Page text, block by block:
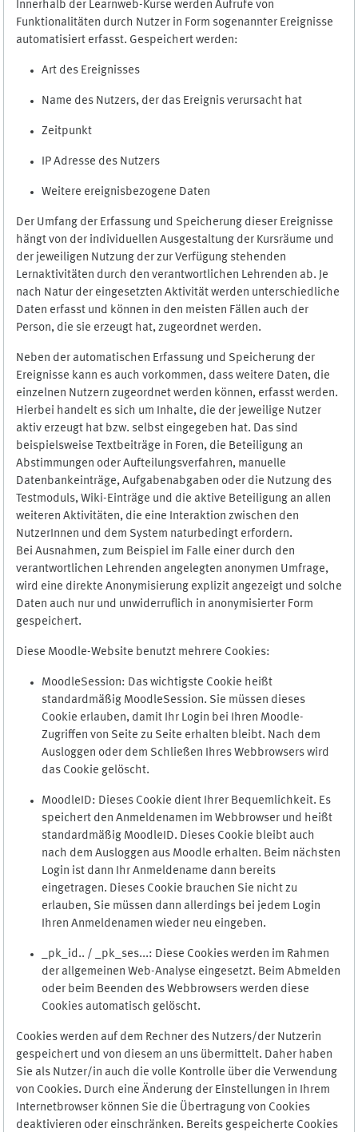
Innerhalb der Learnweb-Kurse werden Aufrufe von
Funktionalitäten durch Nutzer in Form sogenannter Ereignisse
automatisiert erfasst. Gespeichert werden:
Art des Ereignisses
Name des Nutzers, der das Ereignis verursacht hat
Zeitpunkt
IP Adresse des Nutzers
Weitere ereignisbezogene Daten
Der Umfang der Erfassung und Speicherung dieser Ereignisse
hängt von der individuellen Ausgestaltung der Kursräume und
der jeweiligen Nutzung der zur Verfügung stehenden
Lernaktivitäten durch den verantwortlichen Lehrenden ab. Je
nach Natur der eingesetzten Aktivität werden unterschiedliche
Daten erfasst und können in den meisten Fällen auch der
Person, die sie erzeugt hat, zugeordnet werden.
Neben der automatischen Erfassung und Speicherung der
Ereignisse kann es auch vorkommen, dass weitere Daten, die
einzelnen Nutzern zugeordnet werden können, erfasst werden.
Hierbei handelt es sich um Inhalte, die der jeweilige Nutzer
aktiv erzeugt hat bzw. selbst eingegeben hat. Das sind
beispielsweise Textbeiträge in Foren, die Beteiligung an
Abstimmungen oder Aufteilungsverfahren, manuelle
Datenbankeinträge, Aufgabenabgaben oder die Nutzung des
Testmoduls, Wiki-Einträge und die aktive Beteiligung an allen
weiteren Aktivitäten, die eine Interaktion zwischen den
NutzerInnen und dem System naturbedingt erfordern.
Bei Ausnahmen, zum Beispiel im Falle einer durch den
verantwortlichen Lehrenden angelegten anonymen Umfrage,
wird eine direkte Anonymisierung explizit angezeigt und solche
Daten auch nur und unwiderruflich in anonymisierter Form
gespeichert.
Diese Moodle-Website benutzt mehrere Cookies:
MoodleSession: Das wichtigste Cookie heißt
standardmäßig MoodleSession. Sie müssen dieses
Cookie erlauben, damit Ihr Login bei Ihren Moodle-
Zugriffen von Seite zu Seite erhalten bleibt. Nach dem
Ausloggen oder dem Schließen Ihres Webbrowsers wird
das Cookie gelöscht.
MoodleID: Dieses Cookie dient Ihrer Bequemlichkeit. Es
speichert den Anmeldenamen im Webbrowser und heißt
standardmäßig MoodleID. Dieses Cookie bleibt auch
nach dem Ausloggen aus Moodle erhalten. Beim nächsten
Login ist dann Ihr Anmeldename dann bereits
eingetragen. Dieses Cookie brauchen Sie nicht zu
erlauben, Sie müssen dann allerdings bei jedem Login
Ihren Anmeldenamen wieder neu eingeben.
_pk_id.. / _pk_ses...: Diese Cookies werden im Rahmen
der allgemeinen Web-Analyse eingesetzt. Beim Abmelden
oder beim Beenden des Webbrowsers werden diese
Cookies automatisch gelöscht.
Cookies werden auf dem Rechner des Nutzers/der Nutzerin
gespeichert und von diesem an uns übermittelt. Daher haben
Sie als Nutzer/in auch die volle Kontrolle über die Verwendung
von Cookies. Durch eine Änderung der Einstellungen in Ihrem
Internetbrowser können Sie die Übertragung von Cookies
deaktivieren oder einschränken. Bereits gespeicherte Cookies